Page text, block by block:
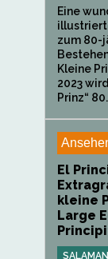
Eine
zum 80-
Kleine
2023
Prinz“
El
kleine
Large